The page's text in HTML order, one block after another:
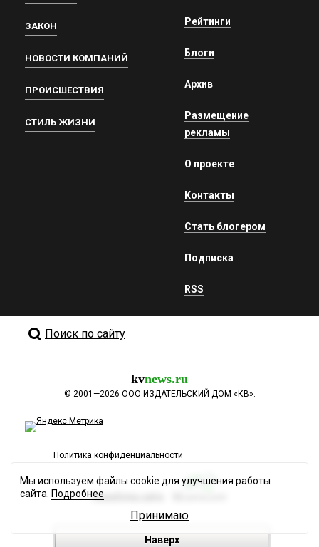
ЗАКОН
НОВОСТИ КОМПАНИЙ
ПРОИСШЕСТВИЯ
СТИЛЬ ЖИЗНИ
Рейтинги
Блоги
Архив
Размещение
рекламы
О проекте
Контакты
Стать блогером
Подписка
RSS
Поиск по сайту
kvnews.ru
© 2001—2026 ООО ИЗДАТЕЛЬСКИЙ ДОМ «КВ».
Политика конфиденциальности
Разработка сайта
Наверх
Мы используем файлы cookie для улучшения работы
сайта. Подробнее
Принимаю